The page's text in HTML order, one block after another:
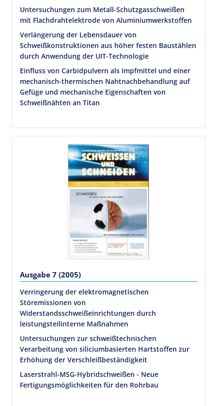
Untersuchungen zum Metall-Schutzgasschweißen
mit Flachdrahtelektrode von Aluminiumwerkstoffen
Verlängerung der Lebensdauer von
Schweißkonstruktionen aus höher festen Baustählen
durch Anwendung der UIT-Technologie
Einfluss von Carbidpulvern als Impfmittel und einer
mechanisch-thermischen Nahtnachbehandlung auf
Gefüge und mechanische Eigenschaften von
Schweißnähten an Titan
Ausgabe 7 (2005)
Verringerung der elektromagnetischen
Störemissionen von
Widerstandsschweißeinrichtungen durch
leistungsteilinterne Maßnahmen
Untersuchungen zur schweißtechnischen
Verarbeitung von siliciumbasierten Hartstoffen zur
Erhöhung der Verschleißbeständigkeit
Laserstrahl-MSG-Hybridschweißen - Neue
Fertigungsmöglichkeiten für den Rohrbau